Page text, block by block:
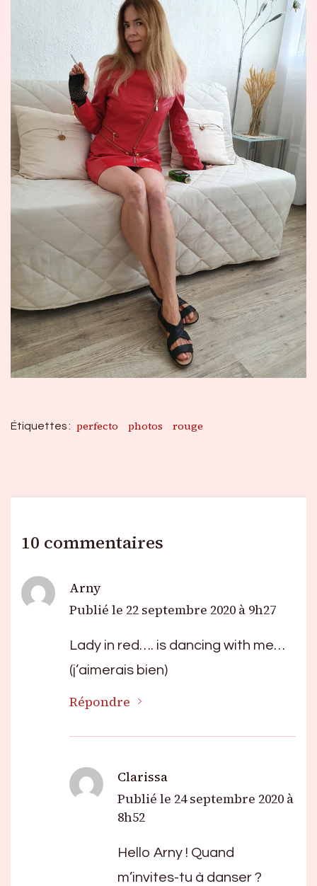
Étiquettes : perfecto photos rouge
10 commentaires
Arny
Publié le 22 septembre 2020 à 9h27
Lady in red…. is dancing with me…
(j’aimerais bien)
Répondre
Clarissa
Publié le 24 septembre 2020 à
8h52
Hello Arny ! Quand
m’invites-tu à danser ?